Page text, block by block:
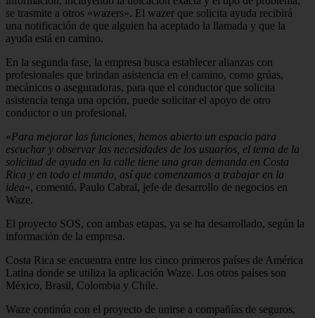
se trasmite a otros «wazers». El wazer que solicita ayuda recibirá
una notificación de que alguien ha aceptado la llamada y que la
ayuda está en camino.
En la segunda fase, la empresa busca establecer alianzas con
profesionales que brindan asistencia en el camino, como grúas,
mecánicos o aseguradoras, para que el conductor que solicita
asistencia tenga una opción, puede solicitar el apoyo de otro
conductor o un profesional.
«Para mejorar las funciones, hemos abierto un espacio para
escuchar y observar las necesidades de los usuarios, el tema de la
solicitud de ayuda en la calle tiene una gran demanda en Costa
Rica y en todo el mundo, así que comenzamos a trabajar en la
idea«, comentó. Paulo Cabral, jefe de desarrollo de negocios en
Waze.
El proyecto SOS, con ambas etapas, ya se ha desarrollado, según la
información de la empresa.
Costa Rica se encuentra entre los cinco primeros países de América
Latina donde se utiliza la aplicación Waze. Los otros países son
México, Brasil, Colombia y Chile.
Waze continúa con el proyecto de unirse a compañías de seguros,